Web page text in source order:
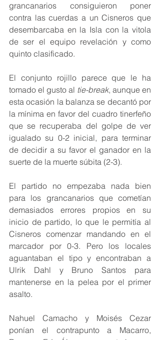
grancanarios consiguieron poner
contra las cuerdas a un Cisneros que
desembarcaba en la Isla con la vitola
de ser el equipo revelación y como
quinto clasificado.
El conjunto rojillo parece que le ha
tomado el gusto al tie-break, aunque en
esta ocasión la balanza se decantó por
la mínima en favor del cuadro tinerfeño
que se recuperaba del golpe de ver
igualado su 0-2 inicial, para terminar
de decidir a su favor el ganador en la
suerte de la muerte súbita (2-3).
El partido no empezaba nada bien
para los grancanarios que cometían
demasiados errores propios en su
inicio de partido, lo que le permitía al
Cisneros comenzar mandando en el
marcador por 0-3. Pero los locales
aguantaban el tipo y encontraban a
Ulrik Dahl y Bruno Santos para
mantenerse en la pelea por el primer
asalto.
Nahuel Camacho y Moisés Cezar
ponían el contrapunto a Macarro,